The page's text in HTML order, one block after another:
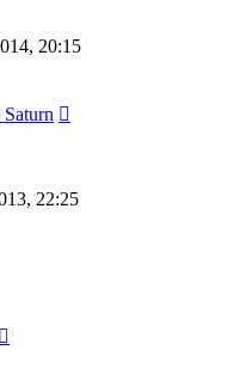
20:15
22:25